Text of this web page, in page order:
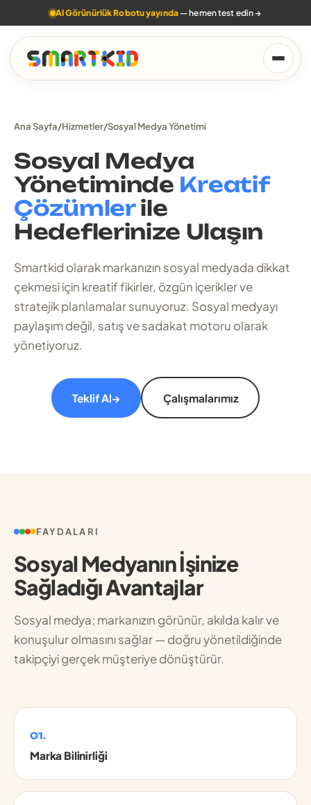
AI Görünürlük Robotu yayında— hemen test edin→
Ana Sayfa/Hizmetler/Sosyal Medya Yönetimi
Sosyal Medya
Yönetiminde Kreatif
Çözümlerile
Hedeflerinize Ulaşın
Smartkid olarak markanızın sosyal medyada dikkat
çekmesi için kreatif fikirler, özgün içerikler ve
stratejik planlamalar sunuyoruz. Sosyal medyayı
paylaşım değil, satış ve sadakat motoru olarak
yönetiyoruz.
Teklif Al→ Çalışmalarımız
FAYDALARI
Sosyal Medyanın İşinize
Sağladığı Avantajlar
Sosyal medya; markanızın görünür, akılda kalır ve
konuşulur olmasını sağlar — doğru yönetildiğinde
takipçiyi gerçek müşteriye dönüştürür.
01.
Marka Bilinirliği